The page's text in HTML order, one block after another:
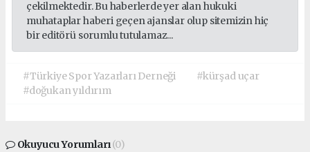
çekilmektedir. Bu haberlerde yer alan hukuki
muhataplar haberi geçen ajanslar olup sitemizin hiç
bir editörü sorumlu tutulamaz...
#Türkiye Spor Yazarları Derneği
#kürşad uçar
#doğukan yıldırım
Okuyucu Yorumları(0)